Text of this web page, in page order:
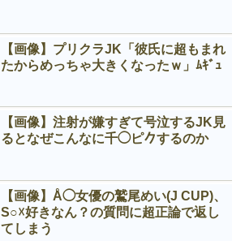
【画像】プリクラJK「彼氏に超もまれ
たからめっちゃ大きくなったｗ」ﾑｷﾞｭ
【画像】注射が嫌すぎて号泣するJK見
るとなぜこんなに千◯ピ𠂊するのか
【画像】Å◯女優の鷲尾めい(J CUP)、
S○☓好きなん？の質問に超正論で返し
てしまう